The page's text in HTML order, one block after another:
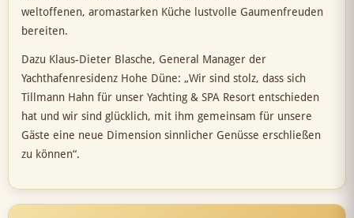
weltoffenen, aromastarken Küche lustvolle Gaumenfreuden
bereiten.
Dazu Klaus-Dieter Blasche, General Manager der
Yachthafenresidenz Hohe Düne: „Wir sind stolz, dass sich
Tillmann Hahn für unser Yachting & SPA Resort entschieden
hat und wir sind glücklich, mit ihm gemeinsam für unsere
Gäste eine neue Dimension sinnlicher Genüsse erschließen
zu können“.